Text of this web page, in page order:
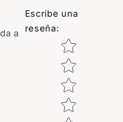
a
Escribe una
reseña:
Star rating